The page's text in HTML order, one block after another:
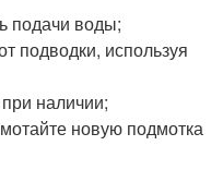
подачи воды;
подводки, используя
наличии;
новую подмотка